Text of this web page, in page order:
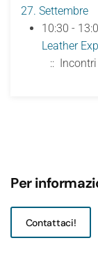
27. Settembre
10:30 -
Leather
:: Incontri
Per
Contattaci!